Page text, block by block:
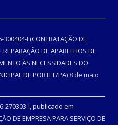
I (CONTRATAÇÃO DE
DE APARELHOS DE
ÀS NECESSIDADES DO
DE PORTEL/PA) 8 de maio
270303-I, publicado em
DE EMPRESA PARA SERVIÇO DE